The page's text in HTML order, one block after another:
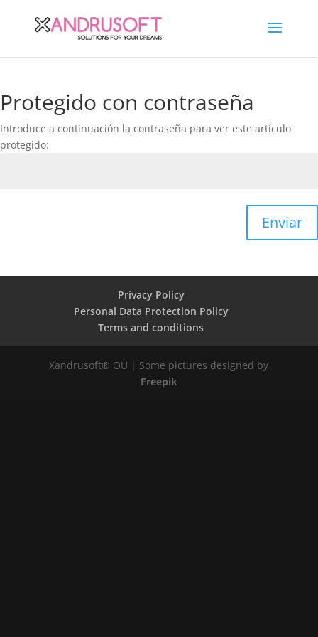
Protegido con contraseña
Introduce a continuación la contraseña para ver este artículo
protegido:
Enviar
Privacy Policy
Personal Data Protection Policy
Terms and conditions
Xandrusoft® OÜ | Some pictures designed by
Freepik